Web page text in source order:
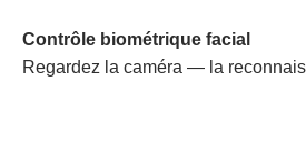
Contrôle biométrique facial
Regardez la caméra — la